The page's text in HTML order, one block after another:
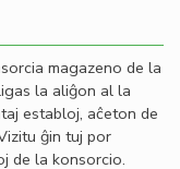
magazeno de la
la aliĝon al la
establoj, aĉeton de
ĝin tuj por
de la konsorcio.